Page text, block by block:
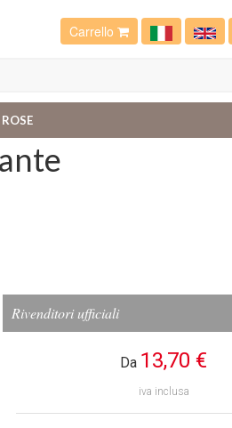
Carrello
Rivenditori ufficiali
Da 13,70 €
iva inclusa